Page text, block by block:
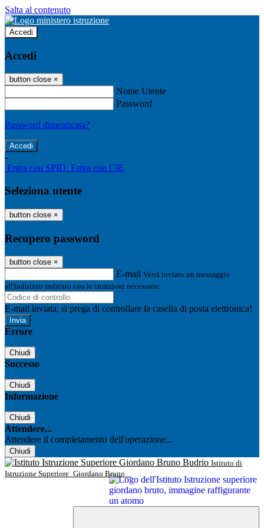
Salta al contenuto
Accedi
Accedi
button close ×
Nome Utente
Password
Password dimenticata?
-
Entra con SPID Entra con CIE
Seleziona utente
button close ×
Recupero password
button close ×
E-mail Verrà inviato un messaggio
all'indirizzo indicato con le istruzioni necessarie.
E-mail inviata, si prega di controllare la casella di posta elettronica!
Errore
Chiudi
Successo
Chiudi
Informazione
Chiudi
Attendere...
Attendere il completamento dell'operazione...
Chiudi
Istituto di
Istruzione Superiore Giordano Bruno